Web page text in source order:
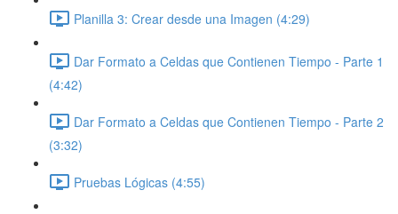
Planilla 3: Crear desde una Imagen (4:29)
Dar Formato a Celdas que Contienen Tiempo - Parte 1
(4:42)
Dar Formato a Celdas que Contienen Tiempo - Parte 2
(3:32)
Pruebas Lógicas (4:55)